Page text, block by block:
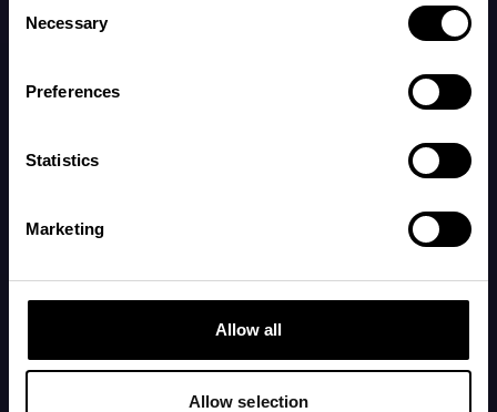
Selection
Necessary
Preferences
Statistics
Marketing
Allow all
Allow selection
svette rundt nakken og brystet.
Å holde babyen din ved en behagelig
til å sove bedre, men har også blitt anerkjent
spedbarnsdød (krybbedød).
7. Spill av hvit støy eller
hysjelyder